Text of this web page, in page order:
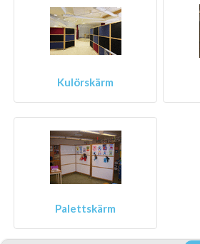
Kulörskärm
Palettskärm